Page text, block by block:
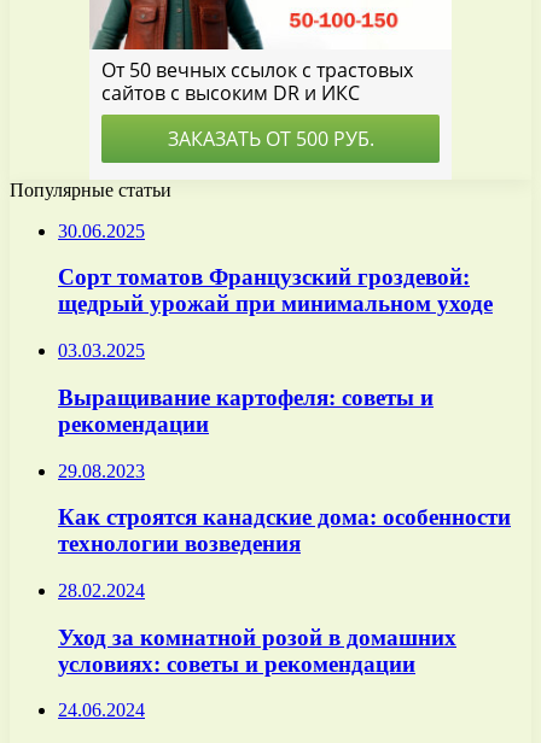
Популярные статьи
30.06.2025
Сорт томатов Французский гроздевой:
щедрый урожай при минимальном уходе
03.03.2025
Выращивание картофеля: советы и
рекомендации
29.08.2023
Как строятся канадские дома: особенности
технологии возведения
28.02.2024
Уход за комнатной розой в домашних
условиях: советы и рекомендации
24.06.2024